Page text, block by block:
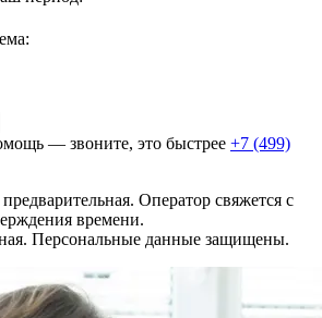
— звоните, это быстрее +7 (499)
Оператор свяжется с
времени.
Персональные данные защищены.